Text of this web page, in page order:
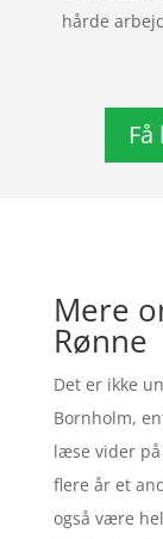
hårde
Mere
Rønne
Det er ikke
Bornholm,
læse vider
flere år et
også være